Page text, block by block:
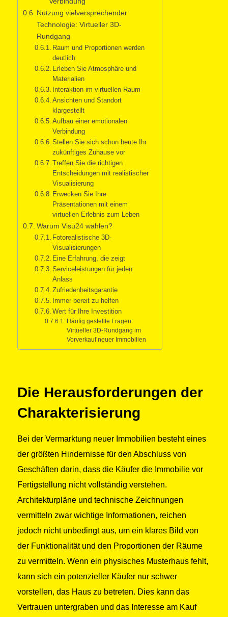
Nutzung vielversprechender
Technologie: Virtueller 3D-
Rundgang
Raum und Proportionen werden
deutlich
Erleben Sie Atmosphäre und
Materialien
Interaktion im virtuellen Raum
Ansichten und Standort
klargestellt
Aufbau einer emotionalen
Verbindung
Stellen Sie sich schon heute Ihr
zukünftiges Zuhause vor
Treffen Sie die richtigen
Entscheidungen mit realistischer
Visualisierung
Erwecken Sie Ihre
Präsentationen mit einem
virtuellen Erlebnis zum Leben
Warum Visu24 wählen?
Fotorealistische 3D-
Visualisierungen
Eine Erfahrung, die zeigt
Serviceleistungen für jeden
Anlass
Zufriedenheitsgarantie
Immer bereit zu helfen
Wert für Ihre Investition
Häufig gestellte Fragen:
Virtueller 3D-Rundgang im
Vorverkauf neuer Immobilien
Die Herausforderungen der
Charakterisierung
Bei der Vermarktung neuer Immobilien besteht eines
der größten Hindernisse für den Abschluss von
Geschäften darin, dass die Käufer die Immobilie vor
Fertigstellung nicht vollständig verstehen.
Architekturpläne und technische Zeichnungen
vermitteln zwar wichtige Informationen, reichen
jedoch nicht unbedingt aus, um ein klares Bild von
der Funktionalität und den Proportionen der Räume
zu vermitteln. Wenn ein physisches Musterhaus fehlt,
kann sich ein potenzieller Käufer nur schwer
vorstellen, das Haus zu betreten. Dies kann das
Vertrauen untergraben und das Interesse am Kauf